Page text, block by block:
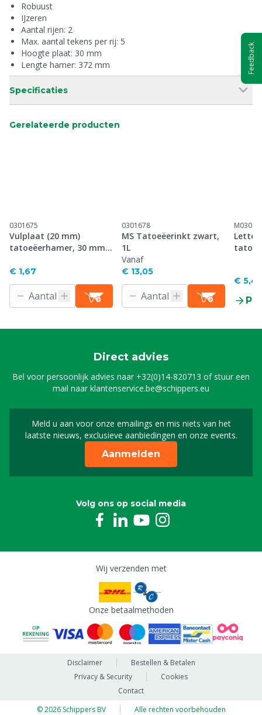
Robuust
IJzeren
Aantal rijen: 2
Max. aantal tekens per rij: 5
Hoogte plaat: 30 mm
Lengte hamer: 372 mm
Specificaties
Gerelateerde producten
0301675
Vulplaat (20 mm)
tatoeëerhamer, 30 mm
€ 1,67
0301678
MS Tatoeëerinkt zwart,
1L
Vanaf
€ 13,05
Letter
€ 5,45
Direct advies
Bel voor persoonlijk advies naar +32(0)14-820713 of stuur een
mail naarklantenservice.be@schippers.eu
Meld u aan voor onze emailings en mis niets van het
laatste nieuws, exclusieve aanbiedingen en onze events.
Meld u aan voor onze
Aanmelden
Volg ons op social media
Wij verzenden met
Onze betaalmethoden
Disclaimer
Bestellen & Betalen
Privacy & Security
Cookies
Contact
© 2026 Schippers BV
Alle rechten voorbehouden
Feedback